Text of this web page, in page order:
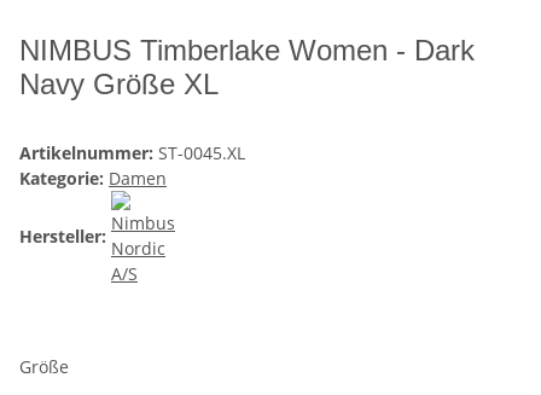
NIMBUS Timberlake Women - Dark
Navy Größe XL
Artikelnummer: ST-0045.XL
Kategorie: Damen
Hersteller:
Größe